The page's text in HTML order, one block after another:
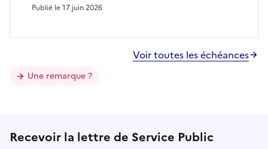
Publié le 17 juin 2026
Voir toutes les échéances
Une remarque ?
Recevoir la lettre de Service Public